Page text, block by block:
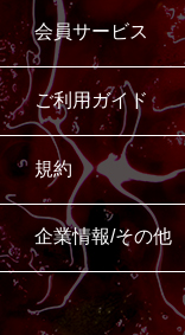
会員サービス
ご利用ガイド
規約
企業情報/その他